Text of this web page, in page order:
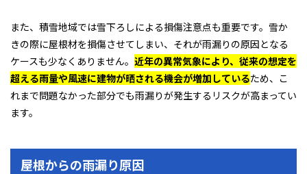
また、積雪地域では雪下ろしによる損傷注意点も重要です。雪か
きの際に屋根材を損傷させてしまい、それが雨漏りの原因となる
ケースも少なくありません。 近年の異常気象により、従来の想定を
超える雨量や風速に建物が晒される機会が増加しているため、こ
れまで問題なかった部分でも雨漏りが発生するリスクが高まってい
ます。
屋根からの雨漏り原因